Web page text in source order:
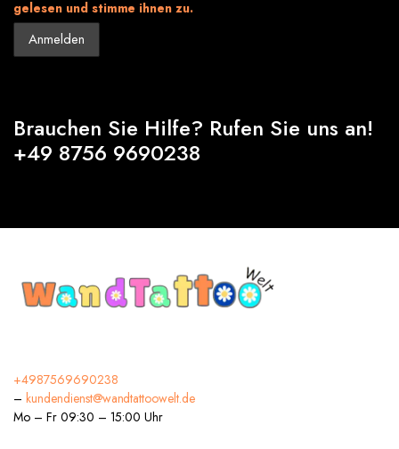
gelesen und stimme ihnen zu.
Brauchen Sie Hilfe? Rufen Sie uns an!
+49 8756 9690238
+4987569690238
– kundendienst@wandtattoowelt.de
Mo – Fr 09:30 – 15:00 Uhr